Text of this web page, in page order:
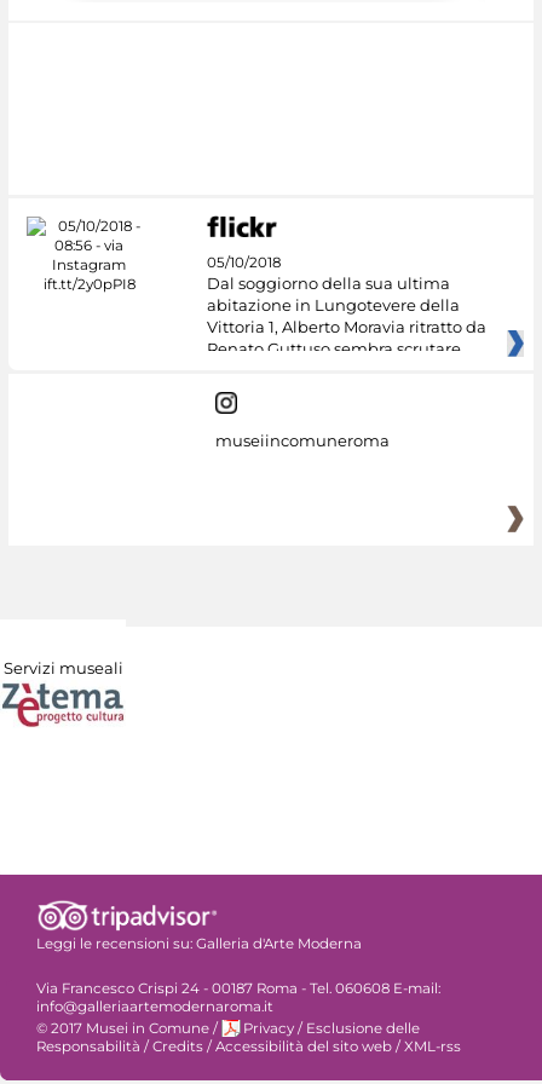
05/10/2018
Dal soggiorno della sua ultima
abitazione in Lungotevere della
Vittoria 1, Alberto Moravia ritratto da
Renato Guttuso sembra scrutare
museiincomuneroma
Servizi museali
Leggi le recensioni su: Galleria d'Arte Moderna
Via Francesco Crispi 24 - 00187 Roma - Tel. 060608 E-mail:
info@galleriaartemodernaroma.it
© 2017 Musei in Comune / Privacy / Esclusione delle
Responsabilità /Credits /Accessibilità del sito web /XML-rss